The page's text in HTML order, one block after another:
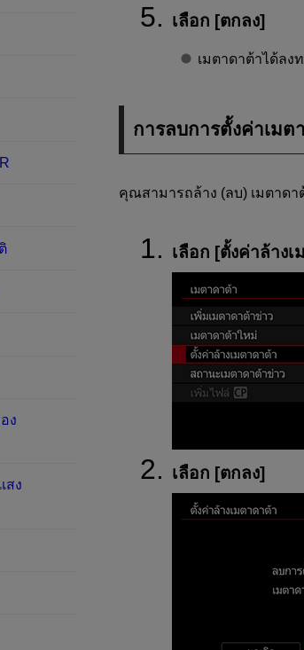
เลือก [ตกลง]
เมตาดาต้าได้ลง
การลบการตั้งค่าเมต
คุณสามารถล้าง (ลบ) เมตาด
เลือก [ตั้งค่าล้างเ
เลือก [ตกลง]
ง
สง